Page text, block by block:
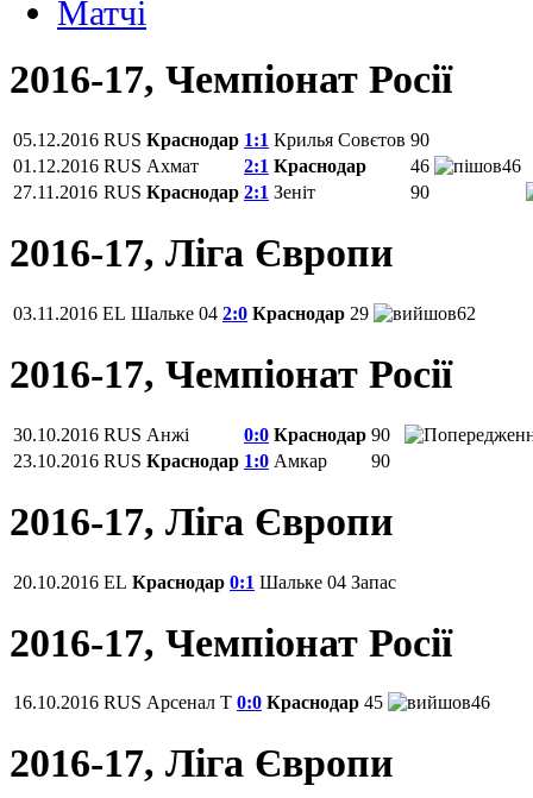
Матчi
2016-17, Чемпіонат Росії
05.12.2016 RUS Краснодар 1:1 Крилья Совєтов 90
01.12.2016 RUS Ахмат 2:1 Краснодар 46
46
27.11.2016 RUS Краснодар 2:1 Зеніт 90
2016-17, Ліга Європи
03.11.2016 EL Шальке 04 2:0 Краснодар 29 62
2016-17, Чемпіонат Росії
30.10.2016 RUS Анжі 0:0 Краснодар 90
23.10.2016 RUS Краснодар 1:0 Амкар 90
2016-17, Ліга Європи
20.10.2016 EL Краснодар 0:1 Шальке 04 Запас
2016-17, Чемпіонат Росії
16.10.2016 RUS Арсенал Т 0:0 Краснодар 45 46
2016-17, Ліга Європи